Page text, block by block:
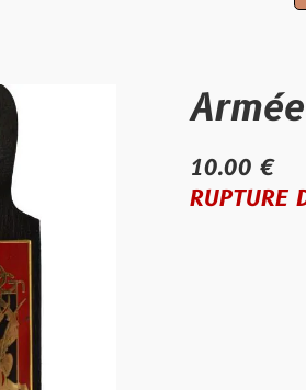
Armée
RUPTURE DE STOCK